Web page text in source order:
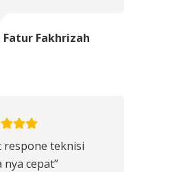
Fatur Fakhrizah
respone teknisi
nya cepat”